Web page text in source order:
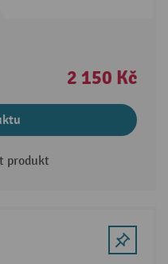
2 150 Kč
produkt